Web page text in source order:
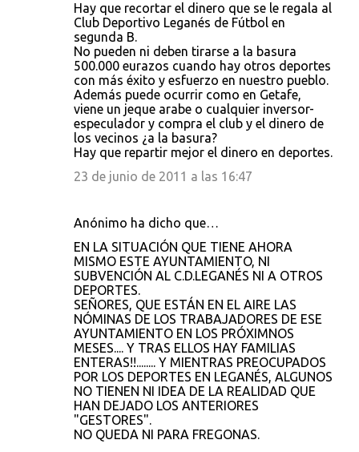
Hay que recortar el dinero que se le regala al
Club Deportivo Leganés de Fútbol en
segunda B.
No pueden ni deben tirarse a la basura
500.000 eurazos cuando hay otros deportes
con más éxito y esfuerzo en nuestro pueblo.
Además puede ocurrir como en Getafe,
viene un jeque arabe o cualquier inversor-
especulador y compra el club y el dinero de
los vecinos ¿a la basura?
Hay que repartir mejor el dinero en deportes.
23 de junio de 2011 a las 16:47
Anónimo ha dicho que…
EN LA SITUACIÓN QUE TIENE AHORA
MISMO ESTE AYUNTAMIENTO, NI
SUBVENCIÓN AL C.D.LEGANÉS NI A OTROS
DEPORTES.
SEÑORES, QUE ESTÁN EN EL AIRE LAS
NÓMINAS DE LOS TRABAJADORES DE ESE
AYUNTAMIENTO EN LOS PRÓXIMNOS
MESES.... Y TRAS ELLOS HAY FAMILIAS
ENTERAS!!........ Y MIENTRAS PREOCUPADOS
POR LOS DEPORTES EN LEGANÉS, ALGUNOS
NO TIENEN NI IDEA DE LA REALIDAD QUE
HAN DEJADO LOS ANTERIORES
"GESTORES".
NO QUEDA NI PARA FREGONAS.